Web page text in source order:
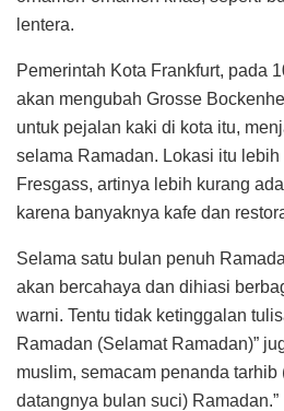
lentera.
Pemerintah Kota Frankfurt, pada
akan mengubah Grosse
untuk pejalan kaki di kota itu,
selama Ramadan. Lokasi itu
Fresgass, artinya lebih kurang
karena banyaknya kafe dan
Selama satu bulan penuh
akan bercahaya dan dihiasi
warni. Tentu tidak ketinggalan
Ramadan (Selamat Ramadan)”
muslim, semacam penanda
datangnya bulan suci) Ramadan.”